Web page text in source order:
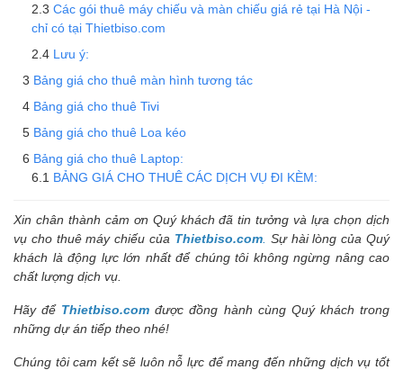
Các gói thuê máy chiếu và màn chiếu giá rẻ tại Hà Nội -
chỉ có tại Thietbiso.com
Lưu ý:
Bảng giá cho thuê màn hình tương tác
Bảng giá cho thuê Tivi
Bảng giá cho thuê Loa kéo
Bảng giá cho thuê Laptop:
BẢNG GIÁ CHO THUÊ CÁC DỊCH VỤ ĐI KÈM:
Xin chân thành cảm ơn Quý khách đã tin tưởng và lựa chọn dịch
vụ cho thuê máy chiếu của Thietbiso.com. Sự hài lòng của Quý
khách là động lực lớn nhất để chúng tôi không ngừng nâng cao
chất lượng dịch vụ.
Hãy để Thietbiso.com được đồng hành cùng Quý khách trong
những dự án tiếp theo nhé!
Chúng tôi cam kết sẽ luôn nỗ lực để mang đến những dịch vụ tốt